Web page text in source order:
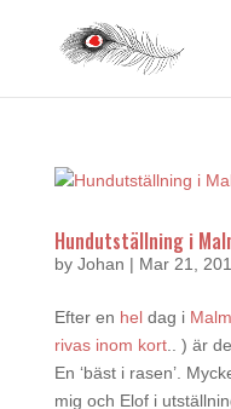
Hundutställning i
by Johan | Mar 21,
Efter en heldag i
rivas inom kort.. ) är
En ‘bäst i rasen’.
mig och Elof i